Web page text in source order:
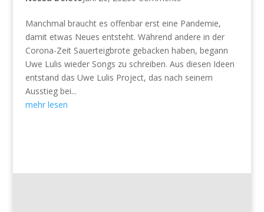
Manchmal braucht es offenbar erst eine Pandemie,
damit etwas Neues entsteht. Während andere in der
Corona-Zeit Sauerteigbrote gebacken haben, begann
Uwe Lulis wieder Songs zu schreiben. Aus diesen Ideen
entstand das Uwe Lulis Project, das nach seinem
Ausstieg bei...
mehr lesen